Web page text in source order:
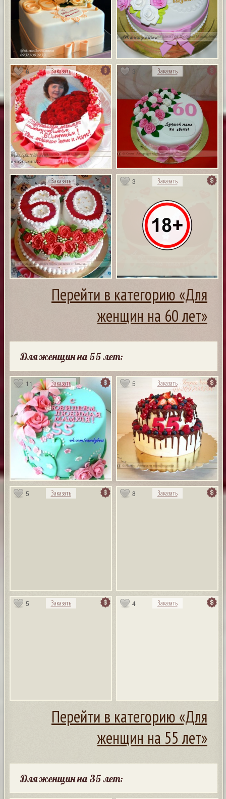
6 Заказать 3 Заказать
3 Заказать 3 Заказать
Перейти в категорию «Для
женщин на 60 лет»
Для женщин на 55 лет:
11 Заказать 5 Заказать
5 Заказать 8 Заказать
5 Заказать 4 Заказать
Перейти в категорию «Для
женщин на 55 лет»
Для женщин на 35 лет: